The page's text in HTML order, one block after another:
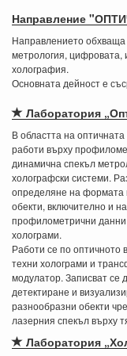
Направление
Направлението обхваща
метрология, цифровата,
холография.
Основната дейност е
Лаборатория
В областта на
работи върху
динамична спекъл
холографски системи.
определяне на формата
обекти, включително и
профилометрични
холограми.
Работи се по оптичното
техни холограми и
модулатор. Записват се
детектиране и
разнообразни обекти
лазерния спекъл върху
Лаборатория